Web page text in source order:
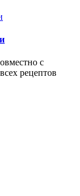
с
рецептов